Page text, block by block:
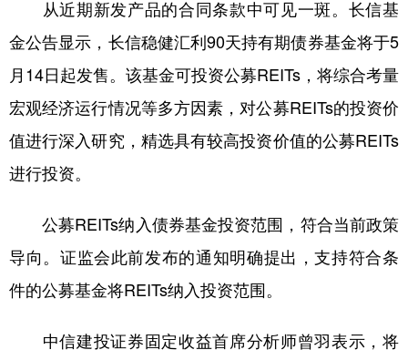
从近期新发产品的合同条款中可见一斑。长信基
金公告显示，长信稳健汇利90天持有期债券基金将于5
月14日起发售。该基金可投资公募REITs，将综合考量
宏观经济运行情况等多方因素，对公募REITs的投资价
值进行深入研究，精选具有较高投资价值的公募REITs
进行投资。
公募REITs纳入债券基金投资范围，符合当前政策
导向。证监会此前发布的通知明确提出，支持符合条
件的公募基金将REITs纳入投资范围。
中信建投证券固定收益首席分析师曾羽表示，将